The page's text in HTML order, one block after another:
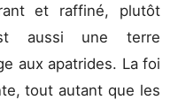
et raffiné, plutôt
aussi une terre
aux apatrides. La foi
tout autant que les